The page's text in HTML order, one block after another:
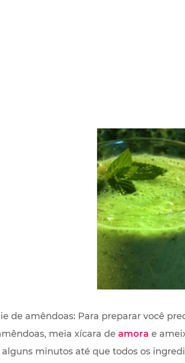
de amêndoas: Para preparar você
meia xícara de amora e
alguns minutos até que todos os